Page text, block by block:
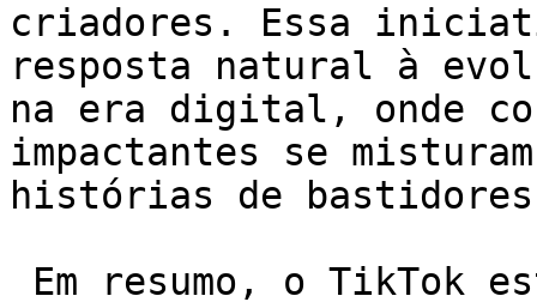
criadores. Essa
resposta natural à
na era digital, onde
impactantes se
histórias de